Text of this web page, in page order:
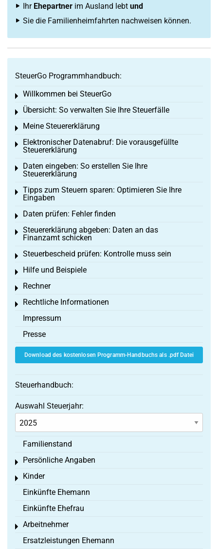
Ihr Ehepartner im Ausland lebt und
Sie die Familienheimfahrten nachweisen können.
SteuerGo Programmhandbuch:
Willkommen bei SteuerGo
Toggle menu
Übersicht: So verwalten Sie Ihre Steuerfälle
Toggle menu
Meine Steuererklärung
Toggle menu
Elektronischer Datenabruf: Die vorausgefüllte
Steuererklärung
Toggle menu
Daten eingeben: So erstellen Sie Ihre
Steuererklärung
Toggle menu
Tipps zum Steuern sparen: Optimieren Sie Ihre
Eingaben
Toggle menu
Daten prüfen: Fehler finden
Toggle menu
Steuererklärung abgeben: Daten an das
Finanzamt schicken
Toggle menu
Steuerbescheid prüfen: Kontrolle muss sein
Toggle menu
Hilfe und Beispiele
Toggle menu
Rechner
Toggle menu
Rechtliche Informationen
Toggle menu
Impressum
Presse
Download des kostenlosen Programm-Handbuchs als .pdf Datei
Steuerhandbuch:
Auswahl Steuerjahr:
Familienstand
Persönliche Angaben
Toggle menu
Kinder
Toggle menu
Einkünfte Ehemann
Einkünfte Ehefrau
Arbeitnehmer
Toggle menu
Ersatzleistungen Ehemann